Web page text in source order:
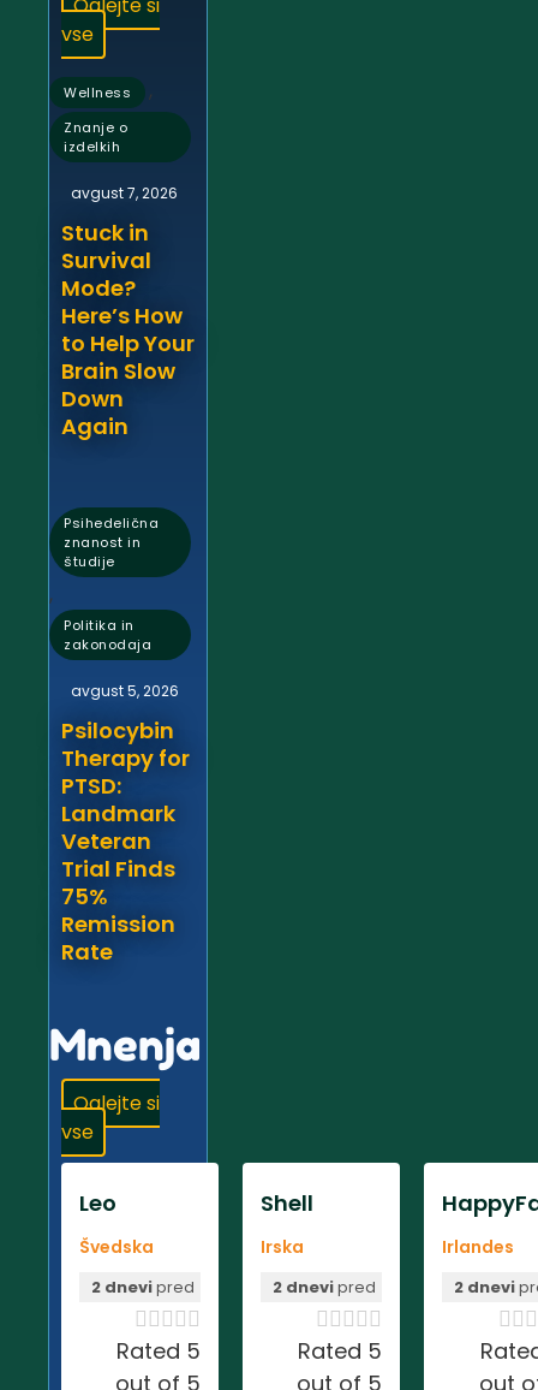
Oglejte si
vse
Wellness ,
Znanje o
izdelkih
avgust 7, 2026
Stuck in
Survival
Mode?
Here’s How
to Help Your
Brain Slow
Down
Again
Psihedelična
znanost in
študije
,
Politika in
zakonodaja
avgust 5, 2026
Psilocybin
Therapy for
PTSD:
Landmark
Veteran
Trial Finds
75%
Remission
Rate
Mnenja
Oglejte si
vse
Leo
Švedska
2 dnevipred

Rated 5
out of 5
Shell
Irska
2 dnevipred

Rated 5
out of 5
Irlandes
2 dnevi

out